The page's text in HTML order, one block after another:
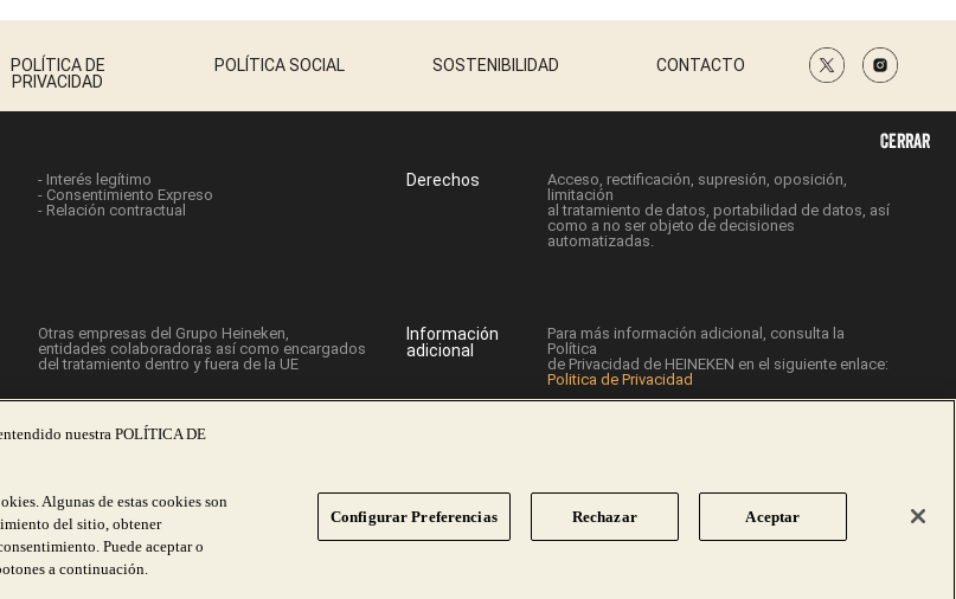
POLÍTICA DE
PRIVACIDAD
POLÍTICA SOCIAL SOSTENIBILIDAD CONTACTO
CERRAR
- Interés legítimo
- Consentimiento Expreso
- Relación contractual
Derechos
Acceso, rectificación, supresión, oposición,
limitación
al tratamiento de datos, portabilidad de datos, así
como a no ser objeto de decisiones
automatizadas.
Otras empresas del Grupo Heineken,
entidades colaboradoras así como encargados
del tratamiento dentro y fuera de la UE
Información
adicional
Para más información adicional, consulta la
Política
de Privacidad de HEINEKEN en el siguiente enlace:
Politica de Privacidad
MANZANAS RECOMIENDA EL CONSUMO RESPONSABLE.
de Cerveceros de España para el consumo responsable de cerveza, 2018. 4,5% alc./vol. Heineken España,
S.A.,
Andalucía nº 1, 41.007, en la ciudad de Sevilla (España) y C.I.F. A-28006013.
nuestra POLÍTICA DE
Algunas de estas cookies son
del sitio, obtener
Puede aceptar o
a continuación.
Configurar Preferencias Rechazar Aceptar